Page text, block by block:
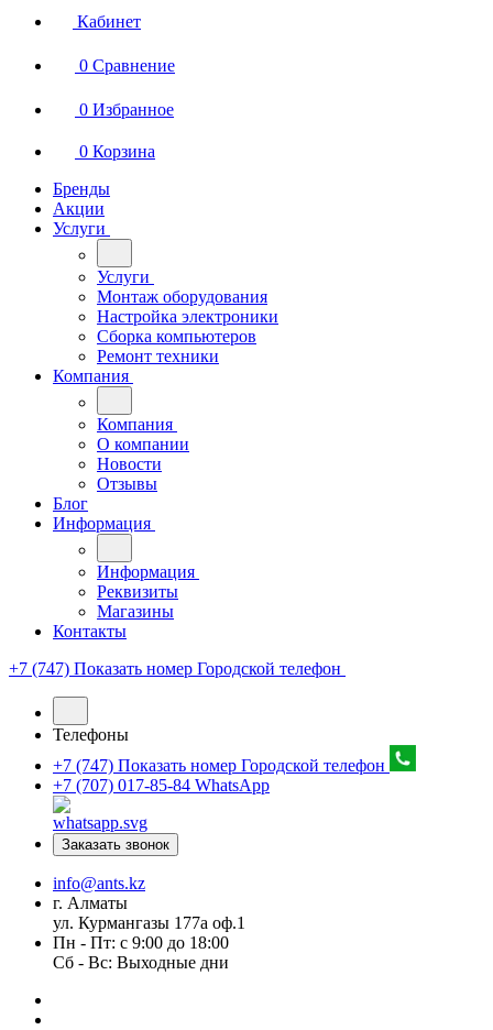
Кабинет
0 Сравнение
0 Избранное
0 Корзина
Бренды
Акции
Услуги
Услуги
Монтаж оборудования
Настройка электроники
Сборка компьютеров
Ремонт техники
Компания
Компания
О компании
Новости
Отзывы
Блог
Информация
Информация
Реквизиты
Магазины
Контакты
+7 (747) Показать номер Городской телефон
Телефоны
+7 (747) Показать номер Городской телефон
+7 (707) 017-85-84 WhatsApp
Заказать звонок
info@ants.kz
г. Алматы
ул. Курмангазы 177а оф.1
Пн - Пт: с 9:00 до 18:00
Сб - Вс: Выходные дни